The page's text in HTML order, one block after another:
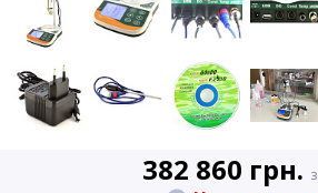
382 860 грн.